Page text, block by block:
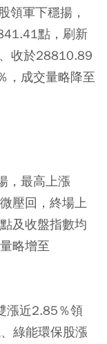
領軍下穩揚，
點，刷新
收於28810.89
，成交量略降至
，最高上漲
壓回，終場上
及收盤指數均
略增至
漲近2.85％領
綠能環保股漲